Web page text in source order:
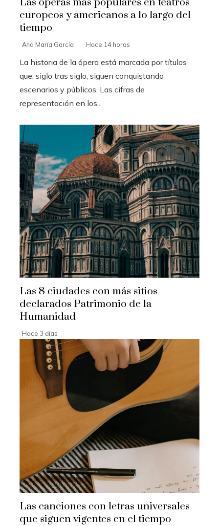
europeos y americanos a lo largo del
tiempo
Ana María García Hace 14 horas
La historia de la ópera está marcada por títulos
que, siglo tras siglo, siguen conquistando
escenarios y públicos. Las cifras de
representación en los...
Las 8 ciudades con más sitios
declarados Patrimonio de la
Humanidad
Hace 3 días
Las canciones con letras universales
que siguen vigentes en el tiempo